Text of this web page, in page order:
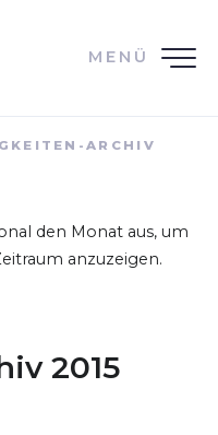
MENÜ
ARCHIV
den Monat aus, um
anzuzeigen.
2015